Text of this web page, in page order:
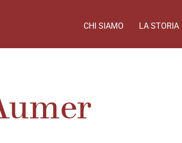
CHI SIAMO LA STORIA